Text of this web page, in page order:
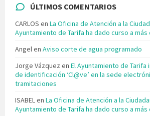
ÚLTIMOS COMENTARIOS
CARLOS en La Oficina de Atención a la
Ayuntamiento de Tarifa ha dado curso a más
Angelen Aviso corte de agua programado
Jorge Vázquez en El Ayuntamiento de Tarifa
de identificación ‘Cl@ve’ en la sede
tramitaciones
ISABELen La Oficina de Atención a la
Ayuntamiento de Tarifa ha dado curso a más